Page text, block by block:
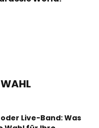
Live-Band: Was